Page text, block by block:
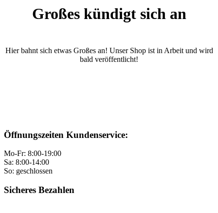
Großes kündigt sich an
Hier bahnt sich etwas Großes an! Unser Shop ist in Arbeit und wird
bald veröffentlicht!
Öffnungszeiten Kundenservice:
Mo-Fr: 8:00-19:00
Sa: 8:00-14:00
So: geschlossen
Sicheres Bezahlen